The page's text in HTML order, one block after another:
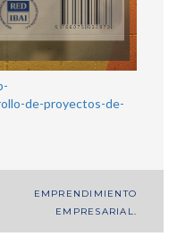
de-proyectos-de-
EMPRENDIMIENTO
EMPRESARIAL.